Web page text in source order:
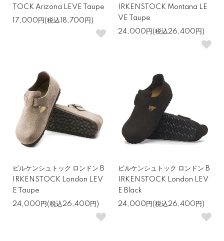
TOCK Arizona LEVE Taupe
17,000円(税込18,700円)
IRKENSTOCK Montana LE
VE Taupe
24,000円(税込26,400円)
ビルケンシュトック ロンドン B
IRKENSTOCK London LEV
E Taupe
24,000円(税込26,400円)
ビルケンシュトック ロンドン B
IRKENSTOCK London LEV
E Black
24,000円(税込26,400円)